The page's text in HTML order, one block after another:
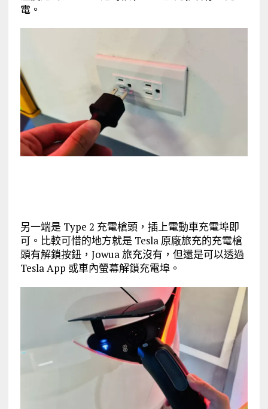
電。
另一端是 Type 2 充電槍頭，插上電動車充電埠即
可。比較可惜的地方就是 Tesla 原廠旅充的充電槍
頭有解鎖按鈕，Jowua 旅充沒有，但還是可以透過
Tesla App 或車內螢幕解鎖充電埠。